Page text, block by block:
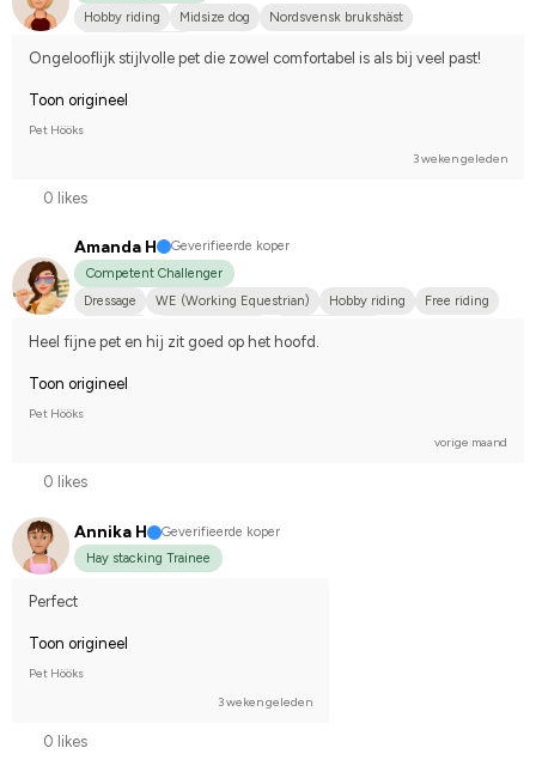
Hobby riding
Midsize dog
Nordsvensk brukshäst
Ongelooflijk stijlvolle pet die zowel comfortabel is als bij veel past!
Toon origineel
Pet Hööks
3 weken geleden
0 likes
Amanda H
Geverifieerde koper
Competent Challenger
Dressage
WE (Working Equestrian) Hobby riding
Free riding
Compete on hobby-level
Heel fijne pet en hij zit goed op het hoofd.
Toon origineel
Pet Hööks
vorige maand
0 likes
Annika H
Geverifieerde koper
Hay stacking Trainee
Perfect
Toon origineel
Pet Hööks
3 weken geleden
0 likes